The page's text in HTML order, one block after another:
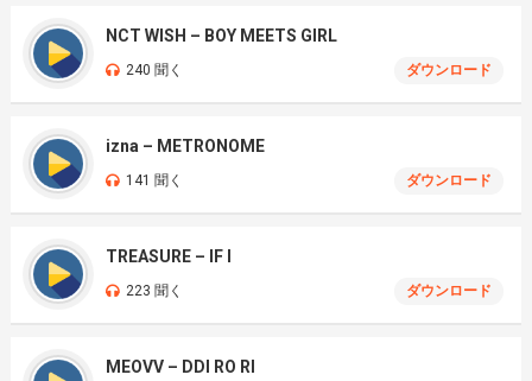
NCT WISH – BOY MEETS GIRL
240 聞く ダウンロード
izna – METRONOME
141 聞く ダウンロード
TREASURE – IF I
223 聞く ダウンロード
MEOVV – DDI RO RI